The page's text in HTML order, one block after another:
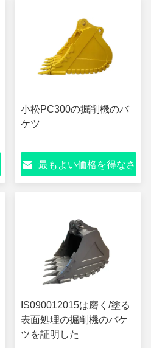
小松PC300の掘削機のバ
ケツ
最もよい価格を得なさ
IS090012015は磨く/塗る
表面処理の掘削機のバケ
ツを証明した